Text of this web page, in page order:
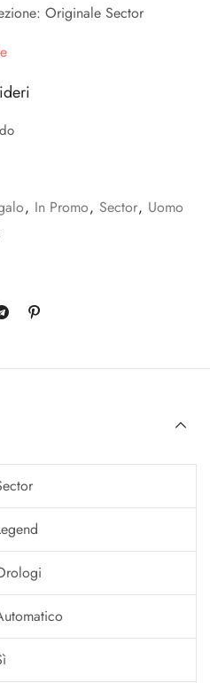
Originale Sector
, In Promo, Sector, Uomo